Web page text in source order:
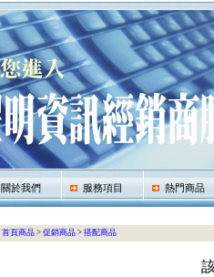
關於我們 服務項目 熱門商品
首頁商品> 促銷商品> 搭配商品